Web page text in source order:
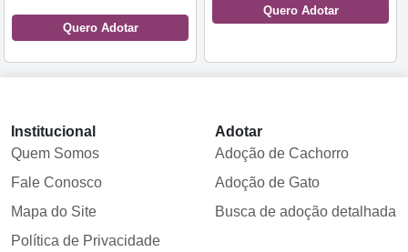
Quero Adotar
Quero Adotar
Institucional
Quem Somos
Fale Conosco
Mapa do Site
Política de Privacidade
Adotar
Adoção de Cachorro
Adoção de Gato
Busca de adoção detalhada